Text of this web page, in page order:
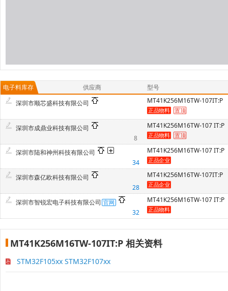
电子料库存 供应商
型号
深圳市顺芯盛科技有限公司
MT41K256M16TW-107IT:P
深圳市成鼎业科技有限公司
8
MT41K256M16TW-107 IT:P
深圳市陆和神州科技有限公司
34
MT41K256M16TW-107 IT:P
深圳市森亿欧科技有限公司
28
MT41K256M16TW-107IT:P
深圳市智锐宏电子科技有限公司
32
MT41K256M16TW-107 IT:P
MT41K256M16TW-107IT:P 相关资料
STM32F105xx STM32F107xx